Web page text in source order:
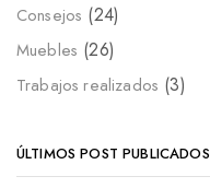
Consejos (24)
Muebles (26)
Trabajos realizados (3)
ÚLTIMOS POST PUBLICADOS